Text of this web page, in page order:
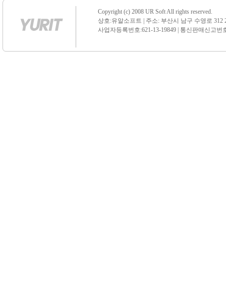
Copyright (c) 2008 UR Soft All rights reserved.
상호:유알소프트 | 주소: 부산시 남구 수영로 312
사업자등록번호:621-13-19849 | 통신판매신고번